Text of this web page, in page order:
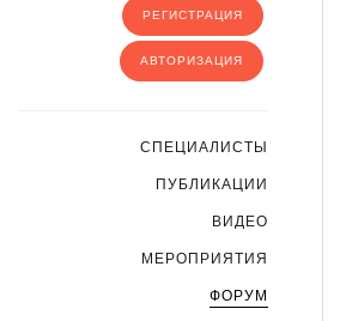
РЕГИСТРАЦИЯ
АВТОРИЗАЦИЯ
CПЕЦИАЛИСТЫ
ПУБЛИКАЦИИ
ВИДЕО
МЕРОПРИЯТИЯ
ФОРУМ